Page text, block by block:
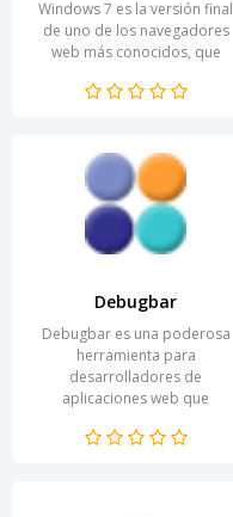
Windows 7 es la versión final
de uno de los navegadores
web más conocidos, que
numerosas funciones para
Debugbar
Debugbar es una poderosa
herramienta para
desarrolladores de
aplicaciones web que
proceso de depuración y